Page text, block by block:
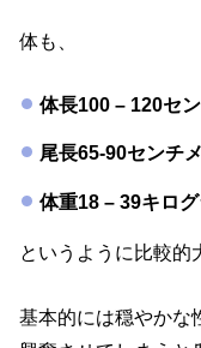
体も、
体長100 – 120セ
尾長65-90センチ
体重18 – 39キロ
というように比較的
基本的には穏やかな